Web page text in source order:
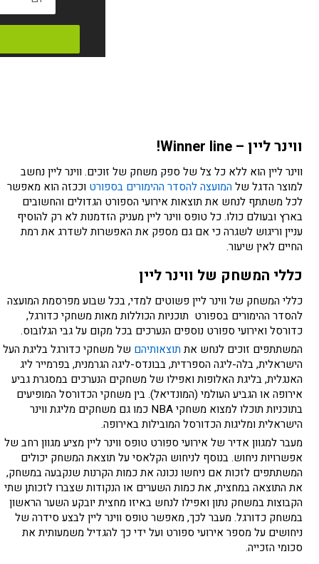
ווינר ליין – Winner line!
ווינר ליין הוא ללא כל צל של ספק משחק של זוכים. ווינר ליין נחשב
למוצר הדגל של המועצה להסדר ההימורים בספורט וככזה הוא מאפשר
לכל משתתף לנחש את תוצאות אירועי הספורט הגדולים והחשובים
בארץ ובעולם כולו. כל טופס ווינר ליין מעניק הזדמנות לא רק להוסיף
עניין וריגוש לשגרה כי אם גם מספק את האפשרות לשדרג את רמת
החיים לאין שיעור.
כללי המשחק של ווינר ליין
כללי המשחק של ווינר ליין פשוטים למדי, בכל שבוע מפרסמת המועצה
להסדר ההימורים בספורט תוכניות הכוללות מאות משחקי כדורגל,
כדורסל ואירועי ספורט נוספים הנערכים בכל מקום על גבי הגלובוס.
המשתתפים זוכים לנחש את תוצאותיהם של משחקי כדורגל בליגת העל
הישראלית, בלה-ליגה הספרדית, בבונדס-ליגה הגרמנית, בפרמייר ליג
האנגלית, בליגת האלופות ואפילו של משחקים הנערכים במסגרת גביע
אירופה או הגביע העולמי (המונדיאל). בין משחקי הכדורסל המופיעים
בתוכניות תוכלו למצוא משחקי NBA כמו גם משחקים מליגת ווינר
הישראלית ומליגות הכדורסל המובילות באירופה.
מעבר למגוון אדיר של אירועי ספורט טופס ווינר ליין מציע מגוון רחב של
אפשרויות ניחוש. בנוסף לניחוש הקלאסי על תוצאת המשחק יכולים
המשתתפים לזכות אם ניחשו נכונה את כמות הקרנות שנקבעה במשחק,
את התוצאה במחצית, את כמות השערים או הנקודות שצברו לזכותן שתי
הקבוצות במשחק נתון ואפילו לנחש באיזו מחצית יובקע השער הראשון
במשחק כדורגל. מעבר לכך, מאפשר טופס ווינר ליין לבצע סידרה של
ניחושים על מספר אירועי ספורט ועל ידי כך להגדיל משמעותית את
סכומי הזכייה.